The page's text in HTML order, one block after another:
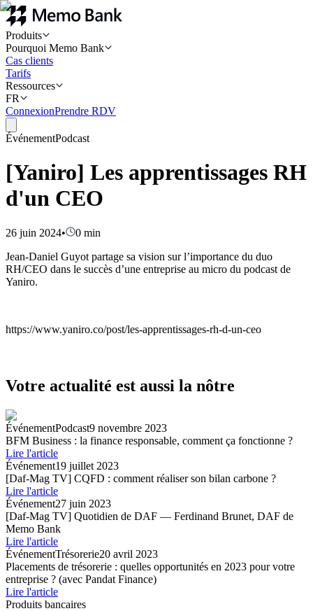
Produits
Pourquoi Memo Bank
Cas clients
Tarifs
Ressources
FR
ConnexionPrendre RDV
ÉvénementPodcast
[Yaniro] Les apprentissages RH
d'un CEO
26 juin 2024• 0 min
Jean-Daniel Guyot partage sa vision sur l’importance du duo
RH/CEO dans le succès d’une entreprise au micro du podcast de
Yaniro.
https://www.yaniro.co/post/les-apprentissages-rh-d-un-ceo
Votre actualité est aussi la nôtre
ÉvénementPodcast9 novembre 2023
BFM Business : la finance responsable, comment ça fonctionne ?
Lire l'article
Événement19 juillet 2023
[Daf-Mag TV] CQFD : comment réaliser son bilan carbone ?
Lire l'article
Événement27 juin 2023
[Daf-Mag TV] Quotidien de DAF — Ferdinand Brunet, DAF de
Memo Bank
Lire l'article
ÉvénementTrésorerie20 avril 2023
Placements de trésorerie : quelles opportunités en 2023 pour votre
entreprise ? (avec Pandat Finance)
Lire l'article
Produits bancaires